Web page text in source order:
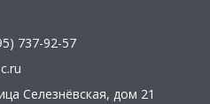
737-92-57
Селезнёвская, дом 21